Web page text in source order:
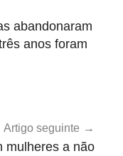
abandonaram
anos foram
Artigo seguinte
mulheres a não